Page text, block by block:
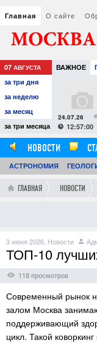
Главная О сайте
07 АВГУСТА ВАЖНОЕ
за три дня
за неделю
за месяц
за три месяца
и
24.07.26
12:57:00
НОВОСТИ
ОБЗОРЫ
АСТРОНОМИЯ
ГЛАВНАЯ НОВОСТИ
3 июня 2026, Новости
ТОП-10
118 просмотров
Современный рынок
залом Москва
поддерживающий
цикл. Такой